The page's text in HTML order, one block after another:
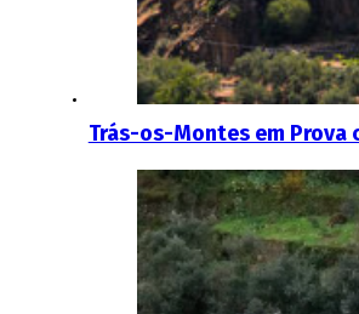
Trás-os-Montes em Prova